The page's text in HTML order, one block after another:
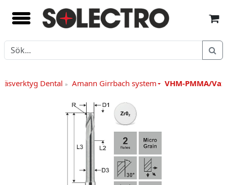
Dental » Amann Girrbach system VHM-PMMA/Vax